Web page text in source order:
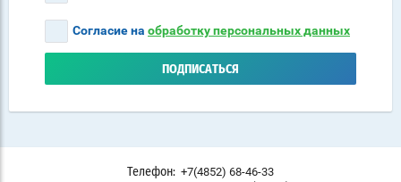
Согласие на обработку персональных данных
ПОДПИСАТЬСЯ
Телефон: +7(4852) 68-46-33